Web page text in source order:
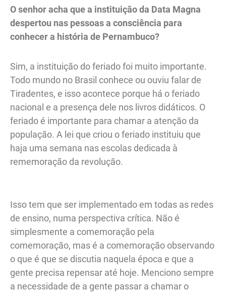
O senhor acha que a instituição da Data Magna
despertou nas pessoas a consciência para
conhecer a história de Pernambuco?
Sim, a instituição do feriado foi muito importante.
Todo mundo no Brasil conhece ou ouviu falar de
Tiradentes, e isso acontece porque há o feriado
nacional e a presença dele nos livros didáticos. O
feriado é importante para chamar a atenção da
população. A lei que criou o feriado instituiu que
haja uma semana nas escolas dedicada à
rememoração da revolução.
Isso tem que ser implementado em todas as redes
de ensino, numa perspectiva crítica. Não é
simplesmente a comemoração pela
comemoração, mas é a comemoração observando
o que é que se discutia naquela época e que a
gente precisa repensar até hoje. Menciono sempre
a necessidade de a gente passar a chamar o